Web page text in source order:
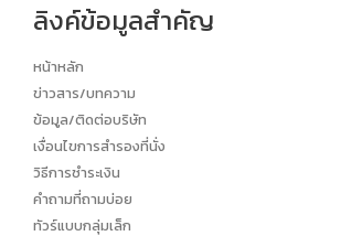
ลิงค์ข้อมูลสำคัญ
หน้าหลัก
ข่าวสาร/บทความ
ข้อมูล/ติดต่อบริษัท
เงื่อนไขการสำรองที่นั่ง
วิธีการชำระเงิน
คำถามที่ถามบ่อย
ทัวร์แบบกลุ่มเล็ก